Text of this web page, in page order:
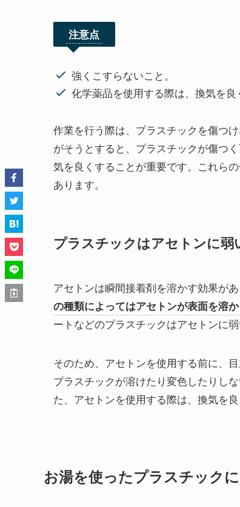
注意点
強くこすらないこと。
化学薬品を使用する際は、換気を良
作業を行う際は、プラスチックを傷つ
がそうとすると、プラスチックが傷つ
気を良くすることが重要です。これら
あります。
プラスチックはアセトンに弱
アセトンは瞬間接着剤を溶かす効果が
の種類によってはアセトンが表面を溶
ートなどのプラスチックはアセトンに弱
そのため、アセトンを使用する前に、
プラスチックが溶けたり変色したりし
た、アセトンを使用する際は、換気を
お湯を使ったプラスチック